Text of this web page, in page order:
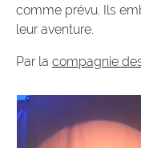
comme prévu. Ils
leur aventure.
Par la compagnie